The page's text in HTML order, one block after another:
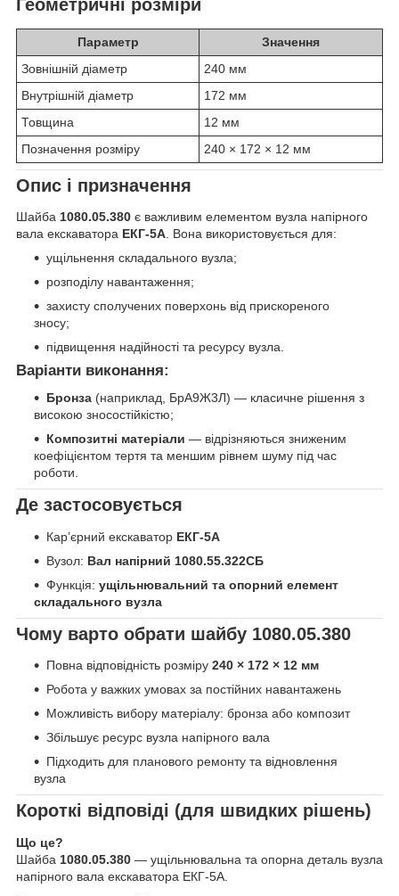
Геометричні розміри
Параметр
Значення
Зовнішній діаметр
240 мм
Внутрішній діаметр
172 мм
Товщина
12 мм
Позначення розміру
240 × 172 × 12 мм
Опис і призначення
Шайба 1080.05.380 є важливим елементом вузла напірного
вала екскаватора ЕКГ-5А. Вона використовується для:
ущільнення складального вузла;
розподілу навантаження;
захисту сполучених поверхонь від прискореного
зносу;
підвищення надійності та ресурсу вузла.
Варіанти виконання:
Бронза (наприклад, БрА9Ж3Л) — класичне рішення з
високою зносостійкістю;
Композитні матеріали — відрізняються зниженим
коефіцієнтом тертя та меншим рівнем шуму під час
роботи.
Де застосовується
Кар’єрний екскаватор ЕКГ-5А
Вузол: Вал напірний 1080.55.322СБ
Функція: ущільнювальний та опорний елемент
складального вузла
Чому варто обрати шайбу 1080.05.380
Повна відповідність розміру 240 × 172 × 12 мм
Робота у важких умовах за постійних навантажень
Можливість вибору матеріалу: бронза або композит
Збільшує ресурс вузла напірного вала
Підходить для планового ремонту та відновлення
вузла
Короткі відповіді (для швидких рішень)
Що це?
Шайба 1080.05.380 — ущільнювальна та опорна деталь вузла
напірного вала екскаватора ЕКГ-5А.